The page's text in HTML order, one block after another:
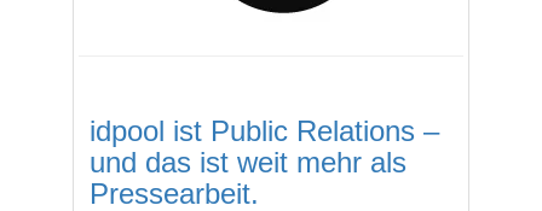
idpool ist Public Relations –
und das ist weit mehr als
Pressearbeit.